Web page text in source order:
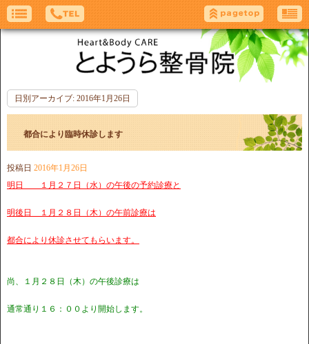
日別アーカイブ: 2016年1月26日
都合により臨時休診します
投稿日 2016年1月26日
明日 １月２７日（水）の午後の予約診療と
明後日 １月２８日（木）の午前診療は
都合により休診させてもらいます。
尚、１月２８日（木）の午後診療は
通常通り１６：００より開始します。